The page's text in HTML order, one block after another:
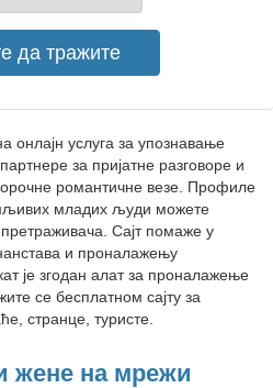
онлајн услуга за упознавање
за пријатне разговоре и
романтичне везе. Профиле
младих људи можете
Сајт помаже у
и проналажењу
је згодан алат за проналажење
се бесплатном сајту за
странце, туристе.
жене на мрежи